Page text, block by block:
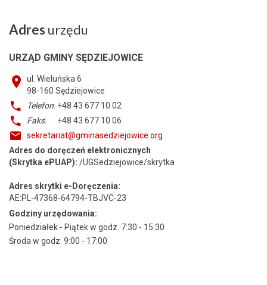
Adres urzędu
URZĄD GMINY SĘDZIEJOWICE
ul. Wieluńska 6
98-160 Sędziejowice
Telefon: +48 43 677 10 02
Faks: +48 43 677 10 06
sekretariat@gminasedziejowice.org
Adres do doręczeń elektronicznych
(Skrytka ePUAP): /UGSedziejowice/skrytka
Adres skrytki e-Doręczenia:
AE:PL-47368-64794-TBJVC-23
Godziny urzędowania:
Poniedziałek - Piątek w godz. 7:30 - 15:30
Środa w godz. 9:00 - 17:00